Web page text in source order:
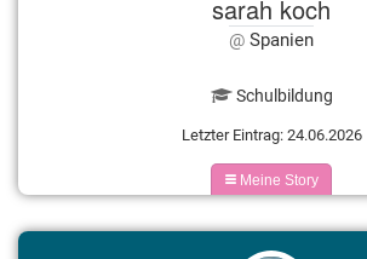
sarah koch
Spanien
Schulbildung
Letzter Eintrag: 24.06.2026
Meine Story